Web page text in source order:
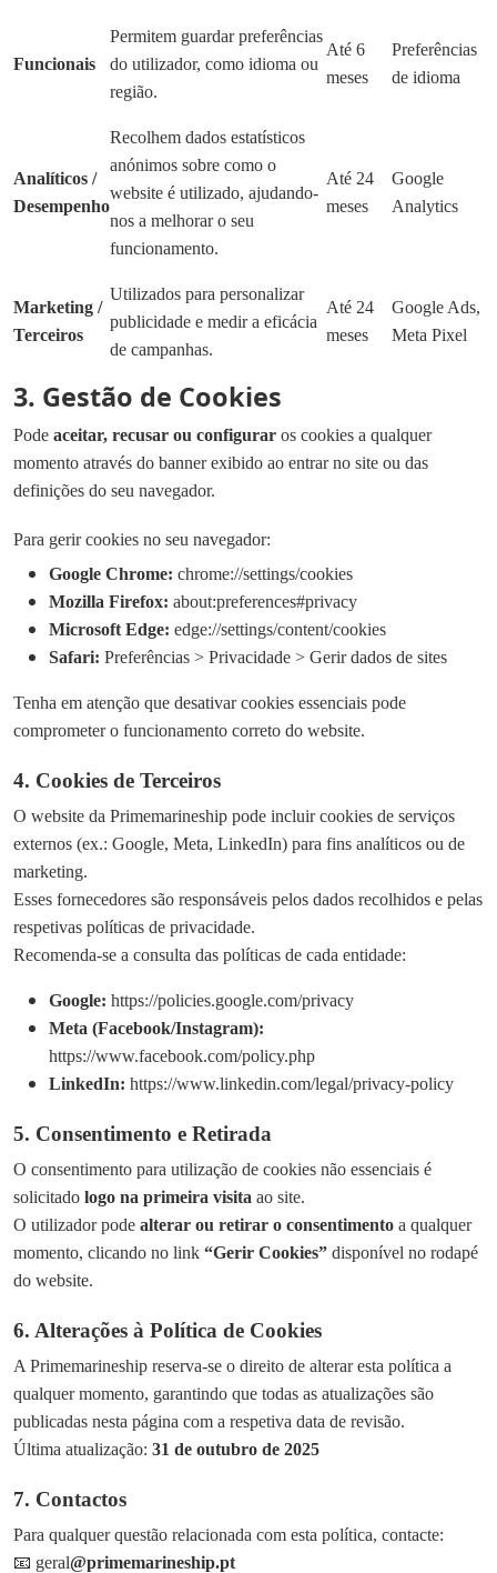
Funcionais
Permitem guardar preferências
do utilizador, como idioma ou
região.
Até 6
meses
Preferências
de idioma
Analíticos /
Desempenho
Recolhem dados estatísticos
anónimos sobre como o
website é utilizado, ajudando-
nos a melhorar o seu
funcionamento.
Até 24
meses
Google
Analytics
Marketing /
Terceiros
Utilizados para personalizar
publicidade e medir a eficácia
de campanhas.
Até 24
meses
Google Ads,
Meta Pixel
3. Gestão de Cookies
Pode aceitar, recusar ou configurar os cookies a qualquer
momento através do banner exibido ao entrar no site ou das
definições do seu navegador.
Para gerir cookies no seu navegador:
Google Chrome: chrome://settings/cookies
Mozilla Firefox: about:preferences#privacy
Microsoft Edge: edge://settings/content/cookies
Safari: Preferências > Privacidade > Gerir dados de sites
Tenha em atenção que desativar cookies essenciais pode
comprometer o funcionamento correto do website.
4. Cookies de Terceiros
O website da Primemarineship pode incluir cookies de serviços
externos (ex.: Google, Meta, LinkedIn) para fins analíticos ou de
marketing.
Esses fornecedores são responsáveis pelos dados recolhidos e pelas
respetivas políticas de privacidade.
Recomenda-se a consulta das políticas de cada entidade:
Google: https://policies.google.com/privacy
Meta (Facebook/Instagram):
https://www.facebook.com/policy.php
LinkedIn: https://www.linkedin.com/legal/privacy-policy
5. Consentimento e Retirada
O consentimento para utilização de cookies não essenciais é
solicitado logo na primeira visita ao site.
O utilizador pode alterar ou retirar o consentimento a qualquer
momento, clicando no link “Gerir Cookies” disponível no rodapé
do website.
6. Alterações à Política de Cookies
A Primemarineship reserva-se o direito de alterar esta política a
qualquer momento, garantindo que todas as atualizações são
publicadas nesta página com a respetiva data de revisão.
Última atualização: 31 de outubro de 2025
7. Contactos
Para qualquer questão relacionada com esta política, contacte:
📧 geral@primemarineship.pt